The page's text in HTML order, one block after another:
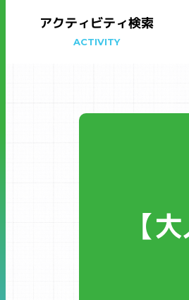
アクティビティ検索
ACTIVITY
【